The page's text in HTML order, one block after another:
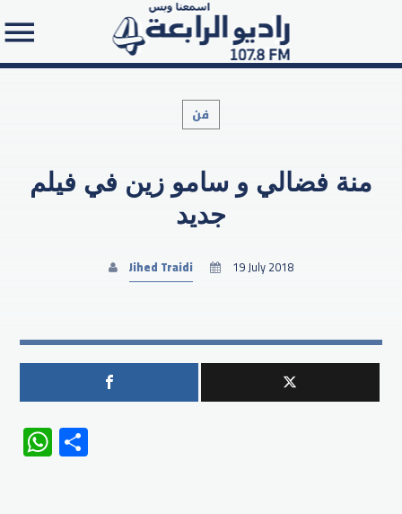
Search in the website:
فن
منة فضالي و سامو زين في فيلم
جديد
Jihed Traidi 19 July 2018
WhatsApp